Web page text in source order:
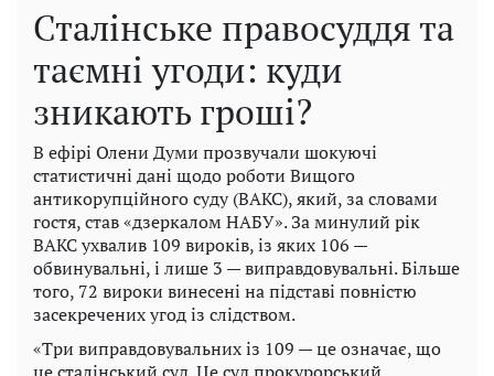
Сталінське правосуддя та
таємні угоди: куди
зникають гроші?
В ефірі Олени Думи прозвучали шокуючі
статистичні дані щодо роботи Вищого
антикорупційного суду (ВАКС), який, за словами
гостя, став «дзеркалом НАБУ». За минулий рік
ВАКС ухвалив 109 вироків, із яких 106 —
обвинувальні, і лише 3 — виправдовувальні. Більше
того, 72 вироки винесені на підставі повністю
засекречених угод із слідством.
«Три виправдовувальних із 109 — це означає, що